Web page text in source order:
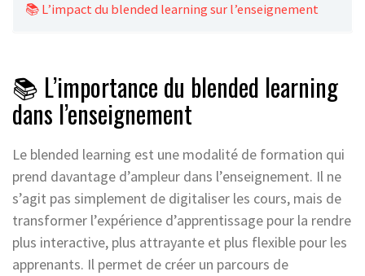
📚 L’impact du blended learning sur l’enseignement
📚 L’importance du blended learning
dans l’enseignement
Le blended learning est une modalité de formation qui
prend davantage d’ampleur dans l’enseignement. Il ne
s’agit pas simplement de digitaliser les cours, mais de
transformer l’expérience d’apprentissage pour la rendre
plus interactive, plus attrayante et plus flexible pour les
apprenants. Il permet de créer un parcours de